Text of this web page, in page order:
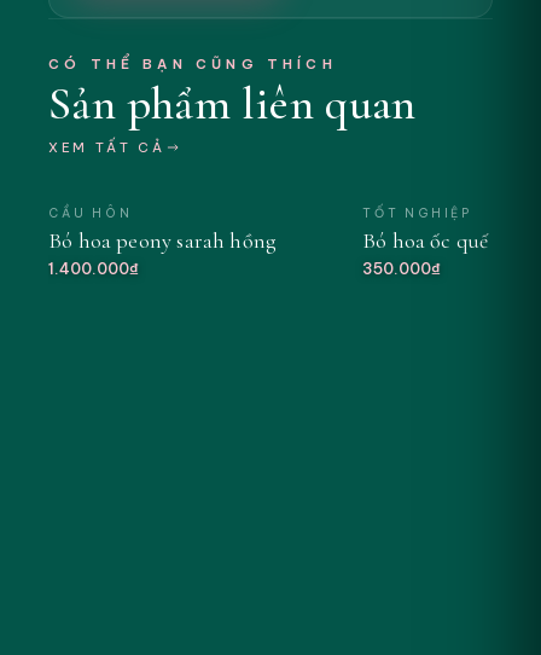
CÓ THỂ BẠN CŨNG THÍCH
Sản phẩm liên quan
XEM TẤT CẢ
MỚI
CẦU HÔN
Bó hoa peony sarah hồng
1.400.000₫
TỐT NGHIỆP
Bó hoa ốc quế
350.000₫